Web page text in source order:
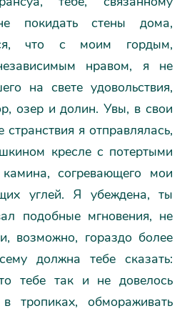
покидать стены дома,
что с моим гордым,
нравом, я не
на свете удовольствия,
озер и долин. Увы, в свои
я отправлялась,
кресле с потертыми
согревающего мои
углей. Я убеждена, ты
подобные мгновения, не
возможно, гораздо более
должна тебе сказать:
тебе так и не довелось
тропиках, обмораживать